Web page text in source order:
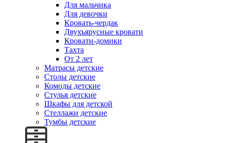
Для мальчика
Для девочки
Кровать-чердак
Двухъярусные кровати
Кровати-домики
Тахта
От 2 лет
Матрасы детские
Столы детские
Комоды детские
Стулья детские
Шкафы для детской
Стеллажи детские
Тумбы детские